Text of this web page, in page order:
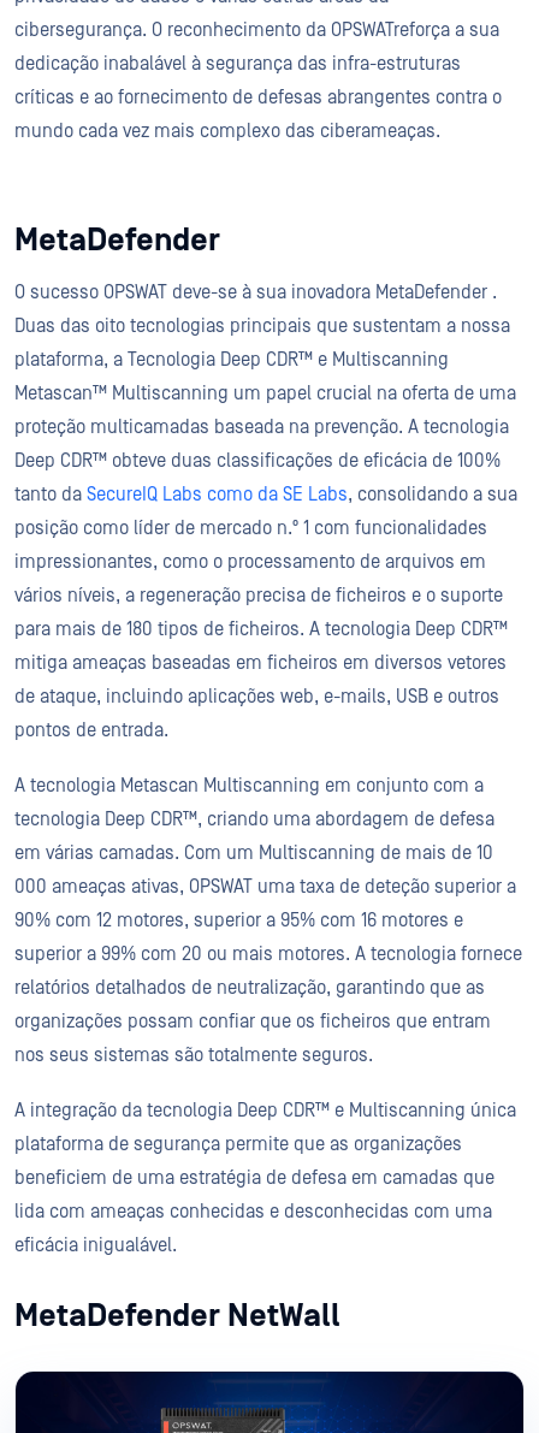
cibersegurança. O reconhecimento da OPSWATreforça a sua
dedicação inabalável à segurança das infra-estruturas
críticas e ao fornecimento de defesas abrangentes contra o
mundo cada vez mais complexo das ciberameaças.
MetaDefender
O sucesso OPSWAT deve-se à sua inovadora MetaDefender .
Duas das oito tecnologias principais que sustentam a nossa
plataforma, a Tecnologia Deep CDR™ e Multiscanning
Metascan™ Multiscanning um papel crucial na oferta de uma
proteção multicamadas baseada na prevenção. A tecnologia
Deep CDR™ obteve duas classificações de eficácia de 100%
tanto da SecureIQ Labs como da SE Labs, consolidando a sua
posição como líder de mercado n.º 1 com funcionalidades
impressionantes, como o processamento de arquivos em
vários níveis, a regeneração precisa de ficheiros e o suporte
para mais de 180 tipos de ficheiros. A tecnologia Deep CDR™
mitiga ameaças baseadas em ficheiros em diversos vetores
de ataque, incluindo aplicações web, e-mails, USB e outros
pontos de entrada.
A tecnologia Metascan Multiscanning em conjunto com a
tecnologia Deep CDR™, criando uma abordagem de defesa
em várias camadas. Com um Multiscanning de mais de 10
000 ameaças ativas, OPSWAT uma taxa de deteção superior a
90% com 12 motores, superior a 95% com 16 motores e
superior a 99% com 20 ou mais motores. A tecnologia fornece
relatórios detalhados de neutralização, garantindo que as
organizações possam confiar que os ficheiros que entram
nos seus sistemas são totalmente seguros.
A integração da tecnologia Deep CDR™ e Multiscanning única
plataforma de segurança permite que as organizações
beneficiem de uma estratégia de defesa em camadas que
lida com ameaças conhecidas e desconhecidas com uma
eficácia inigualável.
MetaDefender NetWall